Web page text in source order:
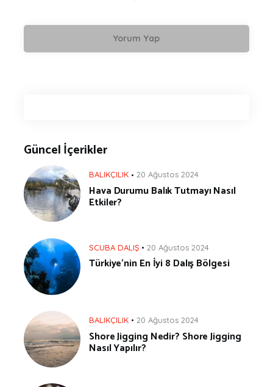
Güncel İçerikler
BALIKÇILIK 20 Ağustos 2024
Hava Durumu Balık Tutmayı Nasıl
Etkiler?
SCUBA DALIŞ 20 Ağustos 2024
Türkiye’nin En İyi 8 Dalış Bölgesi
BALIKÇILIK 20 Ağustos 2024
Shore Jigging Nedir? Shore Jigging
Nasıl Yapılır?